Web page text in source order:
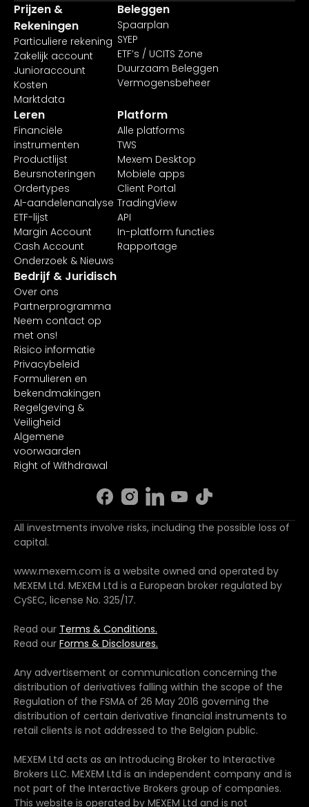
Prijzen &
Rekeningen
Particuliere rekening
Zakelijk account
Junioraccount
Kosten
Marktdata
Beleggen
Spaarplan
SYEP
ETF’s / UCITS Zone
Duurzaam Beleggen
Vermogensbeheer
Leren
Financiële
instrumenten
Productlijst
Beursnoteringen
Ordertypes
AI-aandelenanalyse
ETF-lijst
Margin Account
Cash Account
Onderzoek & Nieuws
Platform
Alle platforms
TWS
Mexem Desktop
Mobiele apps
Client Portal
TradingView
API
In-platform functies
Rapportage
Bedrijf & Juridisch
Over ons
Partnerprogramma
Neem contact op
met ons!
Risico informatie
Privacybeleid
Formulieren en
bekendmakingen
Regelgeving &
Veiligheid
Algemene
voorwaarden
Right of Withdrawal
All investments involve risks, including the possible loss of
capital.
www.mexem.com is a website owned and operated by
MEXEM Ltd. MEXEM Ltd is a European broker regulated by
CySEC, license No. 325/17.
Read our Terms & Conditions.
Read our Forms & Disclosures.
Any advertisement or communication concerning the
distribution of derivatives falling within the scope of the
Regulation of the FSMA of 26 May 2016 governing the
distribution of certain derivative financial instruments to
retail clients is not addressed to the Belgian public.
MEXEM Ltd acts as an Introducing Broker to Interactive
Brokers LLC. MEXEM Ltd is an independent company and is
not part of the Interactive Brokers group of companies.
This website is operated by MEXEM Ltd and is not